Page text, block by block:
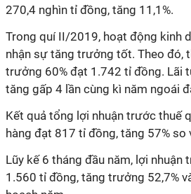
270,4 nghìn tỉ đồng, tăng 11,1%.
Trong quí II/2019, hoạt động kinh
nhận sự tăng trưởng tốt. Theo đó,
trưởng 60% đạt 1.742 tỉ đồng. Lãi
tăng gấp 4 lần cùng kì năm ngoái
Kết quả tổng lợi nhuận trước thuế
hàng đạt 817 tỉ đồng, tăng 57%
Lũy kế 6 tháng đầu năm, lợi nhuận
1.560 tỉ đồng, tăng trưởng 52,7%